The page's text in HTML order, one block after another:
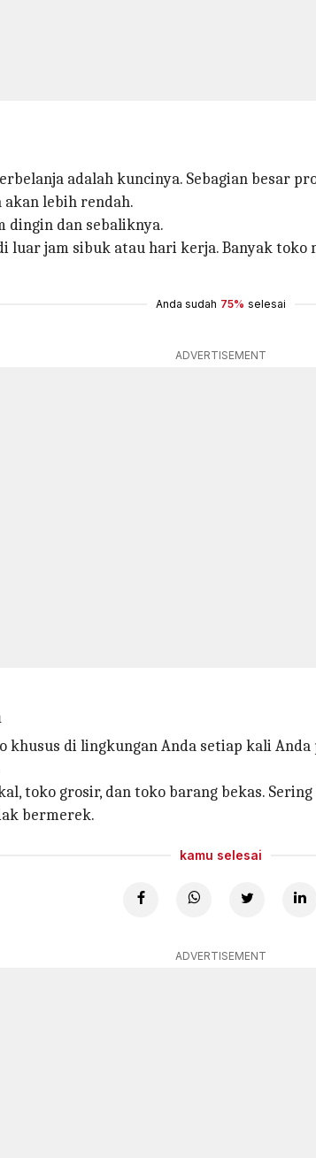
adalah kuncinya. Sebagian besar
lebih rendah.
dingin dan sebaliknya.
jam sibuk atau hari kerja. Banyak
Anda sudah 75% selesai
ADVERTISEMENT
khusus di lingkungan Anda setiap kali
toko grosir, dan toko barang bekas.
bermerek.
kamu selesai
ADVERTISEMENT